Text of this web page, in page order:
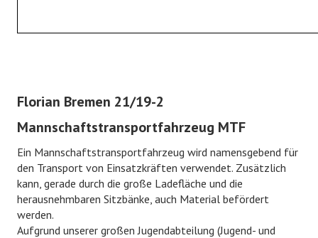
Fahrzeuge
JUGENDFEUERWEHR
Jugendfeuerwehr
Bildergalerie
KINDERFEUERWEHR
Florian Bremen 21/19-2
Mannschaftstransportfahrzeug MTF
Ein Mannschaftstransportfahrzeug wird namensgebend für
den Transport von Einsatzkräften verwendet. Zusätzlich
kann, gerade durch die große Ladefläche und die
herausnehmbaren Sitzbänke, auch Material befördert
werden.
Aufgrund unserer großen Jugendabteilung (Jugend- und